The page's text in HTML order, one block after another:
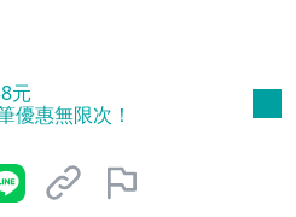
元
優惠無限次！